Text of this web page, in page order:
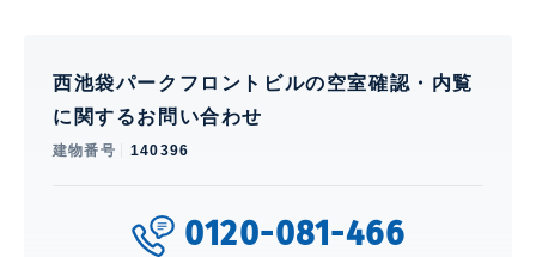
西池袋パークフロントビルの空室確認・内覧
に関するお問い合わせ
建物番号 140396
0120-081-466